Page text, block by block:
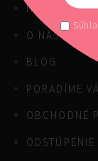
NAŠE
O NÁS
BLOG
PORADÍME
OBCHODNÉ